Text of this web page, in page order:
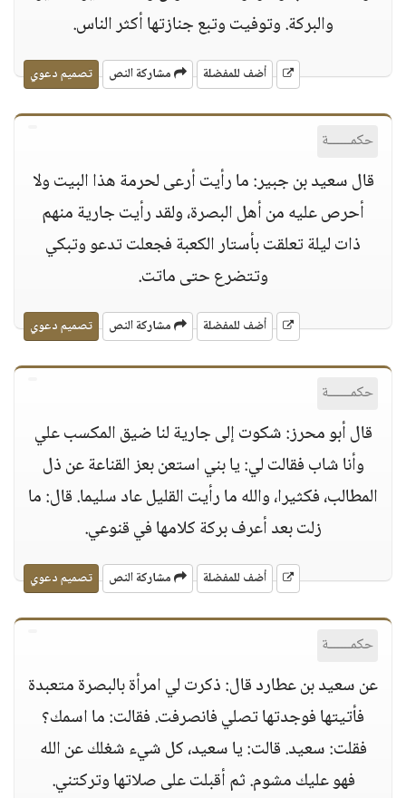
والبركة. وتوفيت وتبع جنازتها أكثر الناس.
أضف للمفضلة مشاركة النص تصميم دعوي
حكمــــــة
قال سعيد بن جبير: ما رأيت أرعى لحرمة هذا البيت ولا
أحرص عليه من أهل البصرة، ولقد رأيت جارية منهم
ذات ليلة تعلقت بأستار الكعبة فجعلت تدعو وتبكي
وتتضرع حتى ماتت.
أضف للمفضلة مشاركة النص تصميم دعوي
حكمــــــة
قال أبو محرز: شكوت إلى جارية لنا ضيق المكسب علي
وأنا شاب فقالت لي: يا بني استعن بعز القناعة عن ذل
المطالب، فكثيرا، والله ما رأيت القليل عاد سليما. قال: ما
زلت بعد أعرف بركة كلامها في قنوعي.
أضف للمفضلة مشاركة النص تصميم دعوي
حكمــــــة
عن سعيد بن عطارد قال: ذكرت لي امرأة بالبصرة متعبدة
فأتيتها فوجدتها تصلي فانصرفت. فقالت: ما اسمك؟
فقلت: سعيد. قالت: يا سعيد، كل شيء شغلك عن الله
فهو عليك مشوم. ثم أقبلت على صلاتها وتركتني.